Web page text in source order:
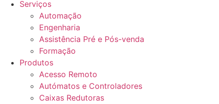
Serviços
Automação
Engenharia
Assistência Pré e Pós-venda
Formação
Produtos
Acesso Remoto
Autómatos e Controladores
Caixas Redutoras